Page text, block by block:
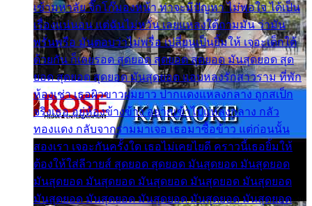
เข้ามหาลัย จิ๊กโก๊มองหน้า ท่าจะมีปัญหา ไม่พอใจ ได้เป็น
เรื่องแน่นอน แต่ฉันไม่หวั่น เลยแหลงใต้ถามมัน ว่ามัน
พรั่นพรือ มันตอบว่าไม่พรื่อ เปลี่ยนเป็นยิ้มให้ เจอะเด็กใต้
ด้วยกัน ก็เลยรอด สุดยอด สุดยอด สุดยอด มันสุดยอด สุด
ยอด สุดยอด สุดยอด มันสุดยอด แอบหลงรักสาวราม ที่พัก
ห้องเช่า เธอผิวขาวผมยาว ปากแดงแหลงกลาง ถูกสเป็ก
จริงเธอ อยู่ห้องข้างข้าง อยากเข้าไปแหลงกลาง กลัว
ทองแดง กลับจากรามมาเจอ เธอมาซื้อข้าว แต่ก่อนนั้น
สองเรา เจอะกันครั้งใด เธอไม่เคยไยดี คราวนี้เธอยิ้มให้
ต้องให้ใส่ลีวายส์ สุดยอด สุดยอด มันสุดยอด มันสุดยอด
มันสุดยอด มันสุดยอด มันสุดยอด มันสุดยอด มันสุดยอด
มันสุดยอด มันสุดยอด มันสุดยอด มันสุดยอด มันสุดยอด